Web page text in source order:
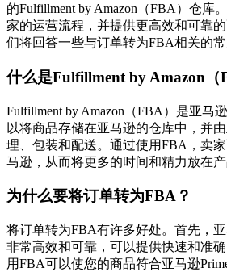
的Fulfillment by Amazon（FBA）仓库
家的运营流程，并提供更高效和可靠
们将回答一些与订单转为FBA相关的常
什么是Fulfillment by Amazon（
Fulfillment by Amazon（FBA）是亚马
以将商品存储在亚马逊的仓库中，并
理、包装和配送。通过使用FBA，卖
马逊，从而将更多的时间和精力放在产
为什么要将订单转为FBA？
将订单转为FBA有许多好处。首先，
非常高效和可靠，可以提供快速和准
用FBA可以使您的商品符合亚马逊